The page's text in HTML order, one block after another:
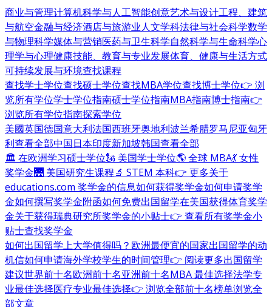
商业与管理计算机科学与人工智能创意艺术与设计工程、建筑
与航空金融与经济酒店与旅游业人文学科法律与社会科学数学
与物理科学媒体与营销医药与卫生科学自然科学与生命科学心
理学与心理健康技能、教育与专业发展体育、健康与生活方式
可持续发展与环境查找课程
查找学士学位查找硕士学位查找MBA学位查找博士学位👉 浏
览所有学位学士学位指南硕士学位指南MBA指南博士指南👉
浏览所有学位指南探索学位
美國英国德国意大利法国西班牙奥地利波兰希腊罗马尼亚匈牙
利查看全部中国日本印度新加坡韩国查看全部
🏛 在欧洲学习硕士学位🗽 美国学士学位🌎 全球 MBA💃 女性
奖学金🌉 美国研究生课程🔬 STEM 本科👉 更多关于
educations.com 奖学金的信息如何获得奖学金如何申请奖学
金如何撰写奖学金附函如何免费出国留学在美国获得体育奖学
金关于获得瑞典研究所奖学金的小贴士👉 查看所有奖学金小
贴士查找奖学金
如何出国留学上大学值得吗？ 欧洲最便宜的国家出国留学的动
机信如何申请海外学校学生的时间管理👉 阅读更多出国留学
建议世界前十名欧洲前十名亚洲前十名MBA 最佳选择法学专
业最佳选择医疗专业最佳选择👉 浏览全部前十名榜单浏览全
部文章